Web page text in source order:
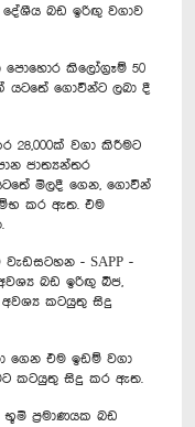
බඩ ඉරිඟු වගාව
කිලෝග්‍රෑම් 50
යටතේ ගොවීන්ට ලබා දී
28,000ක් වගා කිරීමට
ජාත්‍යන්තර
මිලදී ගෙන, ගොවීන්
කර ඇත‍. එම
- SAPP -
බඩ ඉරිඟු බීජ,
කටයුතු සිදු
ගෙන එම ඉඩම් වගා
කටයුතු සිදු කර ඇත.
භූමි ප්‍රමාණයක බඩ